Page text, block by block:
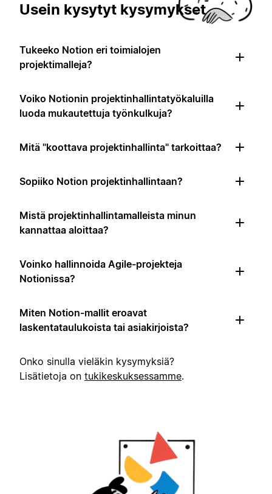
Usein kysytyt kysymykset
Tukeeko Notion eri toimialojen
projektimalleja?
Voiko Notionin projektinhallintatyökaluilla
luoda mukautettuja työnkulkuja?
Mitä "koottava projektinhallinta" tarkoittaa?
Sopiiko Notion projektinhallintaan?
Mistä projektinhallintamalleista minun
kannattaa aloittaa?
Voinko hallinnoida Agile-projekteja
Notionissa?
Miten Notion-mallit eroavat
laskentataulukoista tai asiakirjoista?
Onko sinulla vieläkin kysymyksiä?
Lisätietoja on tukikeskuksessamme.